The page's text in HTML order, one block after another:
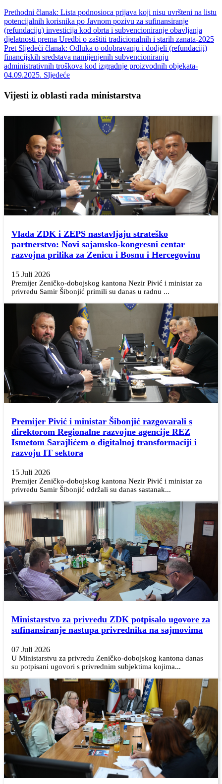
Prethodni članak: Lista podnosioca prijava koji nisu uvršteni na listu
potencijalnih korisnika po Javnom pozivu za sufinansiranje
(refundaciju) investicija kod obrta i subvencioniranje obavljanja
djelatnosti prema Uredbi o zaštiti tradicionalnih i starih zanata-2025
Pret Sljedeći članak: Odluka o odobravanju i dodjeli (refundaciji)
financijskih sredstava namijenjenih subvencioniranju
administrativnih troškova kod izgradnje proizvodnih objekata-
04.09.2025. Sljedeće
Vijesti iz oblasti rada ministarstva
Vlada ZDK i ZEPS nastavljaju strateško
partnerstvo: Novi sajamsko-kongresni centar
razvojna prilika za Zenicu i Bosnu i Hercegovinu
15 Juli 2026
Premijer Zeničko-dobojskog kantona Nezir Pivić i ministar za
privredu Samir Šibonjić primili su danas u radnu ...
Premijer Pivić i ministar Šibonjić razgovarali s
direktorom Regionalne razvojne agencije REZ
Ismetom Sarajlićem o digitalnoj transformaciji i
razvoju IT sektora
15 Juli 2026
Premijer Zeničko-dobojskog kantona Nezir Pivić i ministar za
privredu Samir Šibonjić održali su danas sastanak...
Ministarstvo za privredu ZDK potpisalo ugovore za
sufinansiranje nastupa privrednika na sajmovima
07 Juli 2026
U Ministarstvu za privredu Zeničko-dobojskog kantona danas
su potpisani ugovori s privrednim subjektima kojima...